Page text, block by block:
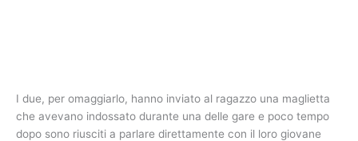
I due, per omaggiarlo, hanno inviato al ragazzo una maglietta
che avevano indossato durante una delle gare e poco tempo
dopo sono riusciti a parlare direttamente con il loro giovane